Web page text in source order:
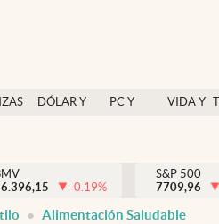
DÓLAR Y
PC Y
VIDA Y
México
USA
-0.19%
S&P 500
7709,96
Alimentación Saludable